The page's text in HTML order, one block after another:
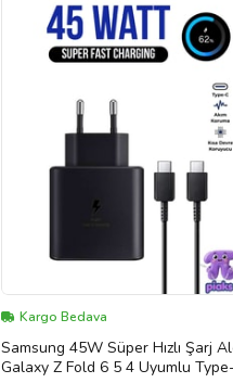
Kargo Bedava
Samsung 45W Süper Hızlı Şarj
Galaxy Z Fold 6 5 4 Uyumlu